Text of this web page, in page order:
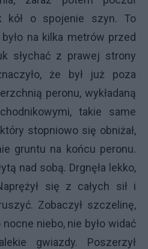
kół o spojenie szyn. To
na kilka metrów przed
słychać z prawej strony
że był już poza
peronu, wykładaną
takie same
który stopniowo się obniżał,
gruntu na końcu peronu.
nad sobą. Drgnęła lekko,
się z całych sił i
Zobaczył szczelinę,
niebo, nie było widać
gwiazdy. Poszerzył